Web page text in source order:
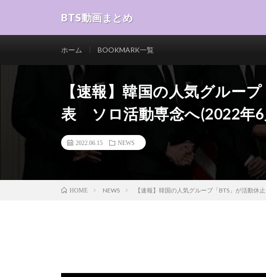
BTS動画まとめ
ホーム BOOKMARK一覧
【速報】韓国の人気グルー
表 ソロ活動専念へ(2022年6
2022.06.15 NEWS
HOME NEWS 【速報】韓国の人気グループ「BTS」が活動